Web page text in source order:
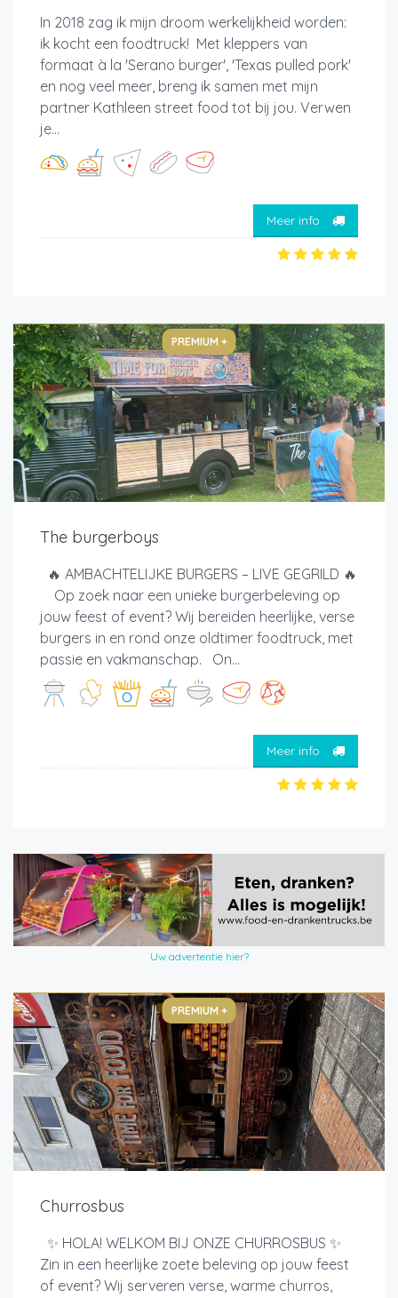
In 2018 zag ik mijn droom werkelijkheid worden:
ik kocht een foodtruck! Met kleppers van
formaat à la 'Serano burger', 'Texas pulled pork'
en nog veel meer, breng ik samen met mijn
partner Kathleen street food tot bij jou. Verwen
je...
Meer info
PREMIUM +
The burgerboys
🔥 AMBACHTELIJKE BURGERS – LIVE GEGRILD 🔥
Op zoek naar een unieke burgerbeleving op
jouw feest of event? Wij bereiden heerlijke, verse
burgers in en rond onze oldtimer foodtruck, met
passie en vakmanschap. On...
Meer info
Uw advertentie hier?
PREMIUM +
Churrosbus
✨ HOLA! WELKOM BIJ ONZE CHURROSBUS ✨
Zin in een heerlijke zoete beleving op jouw feest
of event? Wij serveren verse, warme churros,